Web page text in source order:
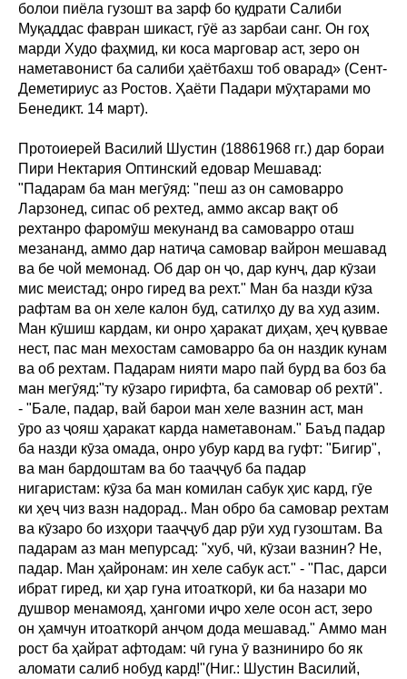
болои пиёла гузошт ва зарф бо қудрати Салиби
Муқаддас фавран шикаст, гӯё аз зарбаи санг. Он гоҳ
марди Худо фаҳмид, ки коса марговар аст, зеро он
наметавонист ба салиби ҳаётбахш тоб оварад» (Сент-
Деметириус аз Ростов. Ҳаёти Падари мӯҳтарами мо
Бенедикт. 14 март).
Протоиерей Василий Шустин (18861968 гг.) дар бораи
Пири Нектария Оптинский едовар Мешавад:
"Падарам ба ман мегӯяд: "пеш аз он самоварро
Ларзонед, сипас об рехтед, аммо аксар вақт об
рехтанро фаромӯш мекунанд ва самоварро оташ
мезананд, аммо дар натиҷа самовар вайрон мешавад
ва бе чой мемонад. Об дар он ҷо, дар кунҷ, дар кӯзаи
мис меистад; онро гиред ва рехт." Ман ба назди кӯза
рафтам ва он хеле калон буд, сатилҳо ду ва худ азим.
Ман кӯшиш кардам, ки онро ҳаракат диҳам, ҳеҷ қуввае
нест, пас ман мехостам самоварро ба он наздик кунам
ва об рехтам. Падарам нияти маро пай бурд ва боз ба
ман мегӯяд:"ту кӯзаро гирифта, ба самовар об рехтӣ".
- "Бале, падар, вай барои ман хеле вазнин аст, ман
ӯро аз ҷояш ҳаракат карда наметавонам." Баъд падар
ба назди кӯза омада, онро убур кард ва гуфт: "Бигир",
ва ман бардоштам ва бо тааҷҷуб ба падар
нигаристам: кӯза ба ман комилан сабук ҳис кард, гӯе
ки ҳеҷ чиз вазн надорад.. Ман обро ба самовар рехтам
ва кӯзаро бо изҳори тааҷҷуб дар рӯи худ гузоштам. Ва
падарам аз ман мепурсад: "хуб, чӣ, кӯзаи вазнин? Не,
падар. Ман ҳайронам: ин хеле сабук аст." - "Пас, дарси
ибрат гиред, ки ҳар гуна итоаткорӣ, ки ба назари мо
душвор менамояд, ҳангоми иҷро хеле осон аст, зеро
он ҳамчун итоаткорӣ анҷом дода мешавад." Аммо ман
рост ба ҳайрат афтодам: чӣ гуна ӯ вазниниро бо як
аломати салиб нобуд кард!"(Ниг.: Шустин Василий,